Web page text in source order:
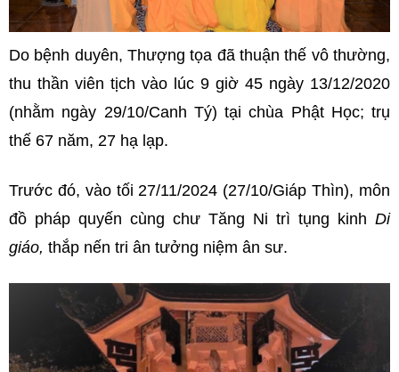
Do bệnh duyên, Thượng tọa đã thuận thế vô thường,
thu thần viên tịch vào lúc 9 giờ 45 ngày 13/12/2020
(nhằm ngày 29/10/Canh Tý) tại chùa Phật Học; trụ
thế 67 năm, 27 hạ lạp.
Trước đó, vào tối 27/11/2024 (27/10/Giáp Thìn), môn
đồ pháp quyến cùng chư Tăng Ni trì tụng kinh Di
giáo, thắp nến tri ân tưởng niệm ân sư.